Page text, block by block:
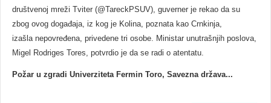
društvenoj mreži Tviter (@TareckPSUV), guverner je rekao da su
zbog ovog događaja, iz kog je Kolina, poznata kao Crnkinja,
izašla nepovređena, privedene tri osobe. Ministar unutrašnjih poslova,
Migel Rodriges Tores, potvrdio je da se radi o atentatu.
Požar u zgradi Univerziteta Fermin Toro, Savezna država...